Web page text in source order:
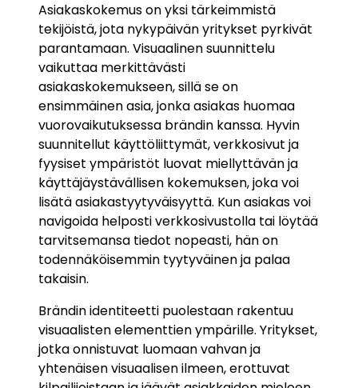
Asiakaskokemus on yksi tärkeimmistä
tekijöistä, jota nykypäivän yritykset pyrkivät
parantamaan. Visuaalinen suunnittelu
vaikuttaa merkittävästi
asiakaskokemukseen, sillä se on
ensimmäinen asia, jonka asiakas huomaa
vuorovaikutuksessa brändin kanssa. Hyvin
suunnitellut käyttöliittymät, verkkosivut ja
fyysiset ympäristöt luovat miellyttävän ja
käyttäjäystävällisen kokemuksen, joka voi
lisätä asiakastyytyväisyyttä. Kun asiakas voi
navigoida helposti verkkosivustolla tai löytää
tarvitsemansa tiedot nopeasti, hän on
todennäköisemmin tyytyväinen ja palaa
takaisin.
Brändin identiteetti puolestaan rakentuu
visuaalisten elementtien ympärille. Yritykset,
jotka onnistuvat luomaan vahvan ja
yhtenäisen visuaalisen ilmeen, erottuvat